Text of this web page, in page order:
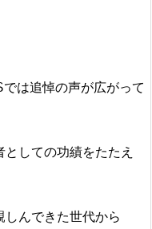
は追悼の声が広がって
しての功績をたたえ
んできた世代から